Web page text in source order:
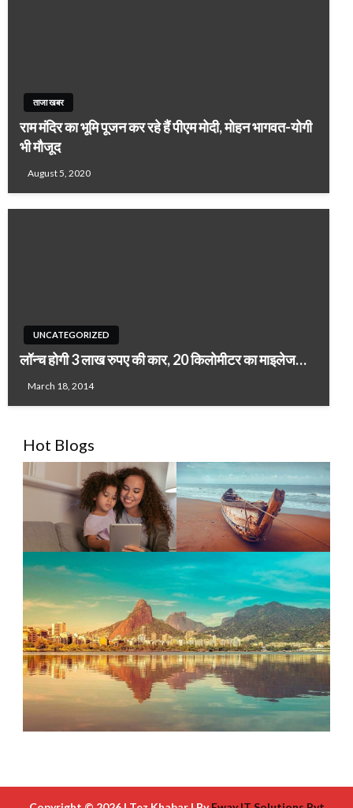
ताजा खबर
राम मंदिर का भूमि पूजन कर रहे हैं पीएम मोदी, मोहन भागवत-योगी
भी मौजूद
August 5, 2020
UNCATEGORIZED
लॉन्च होगी 3 लाख रुपए की कार, 20 किलोमीटर का माइलेज…
March 18, 2014
Hot Blogs